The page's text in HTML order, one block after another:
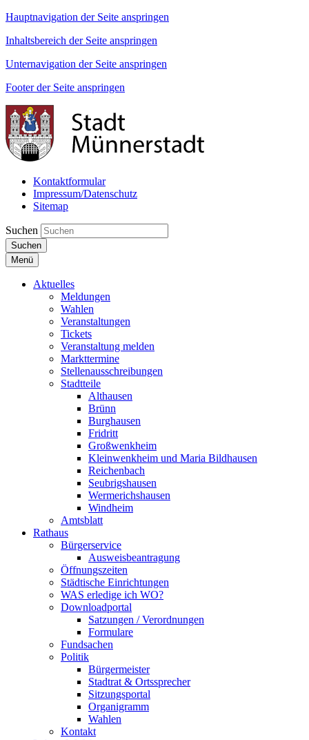
Hauptnavigation der Seite anspringen
Inhaltsbereich der Seite anspringen
Unternavigation der Seite anspringen
Footer der Seite anspringen
Kontaktformular
Impressum/Datenschutz
Sitemap
Suchen
Suchen
Menü
Aktuelles
Meldungen
Wahlen
Veranstaltungen
Tickets
Veranstaltung melden
Markttermine
Stellenausschreibungen
Stadtteile
Althausen
Brünn
Burghausen
Fridritt
Großwenkheim
Kleinwenkheim und Maria Bildhausen
Reichenbach
Seubrigshausen
Wermerichshausen
Windheim
Amtsblatt
Rathaus
Bürgerservice
Ausweisbeantragung
Öffnungszeiten
Städtische Einrichtungen
WAS erledige ich WO?
Downloadportal
Satzungen / Verordnungen
Formulare
Fundsachen
Politik
Bürgermeister
Stadtrat & Ortssprecher
Sitzungsportal
Organigramm
Wahlen
Kontakt